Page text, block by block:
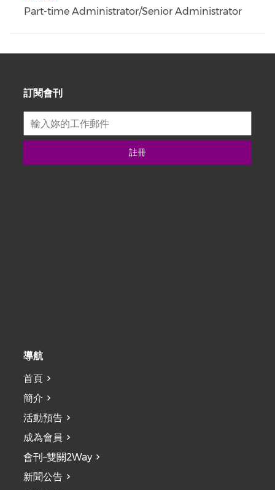
Part-time Administrator/Senior Administrator
訂閱會刊
註冊
導航
首頁
簡介
活動預告
成為會員
會刊–雙關2Way
新聞公告